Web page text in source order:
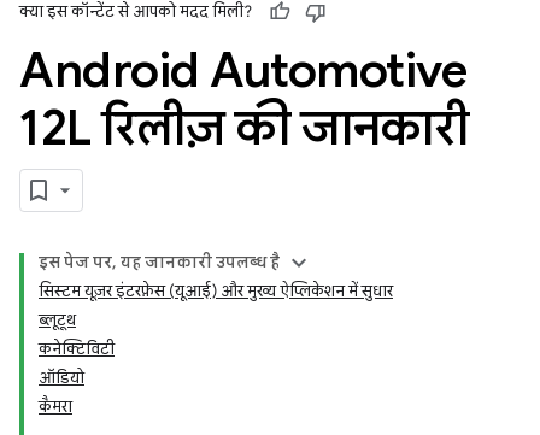
क्या इस कॉन्टेंट से आपको मदद मिली?
Android Automotive
12L रिलीज़ की जानकारी
इस पेज पर, यह जानकारी उपलब्ध है
सिस्टम यूज़र इंटरफ़ेस (यूआई) और मुख्य ऐप्लिकेशन में सुधार
ब्लूटूथ
कनेक्टिविटी
ऑडियो
कैमरा